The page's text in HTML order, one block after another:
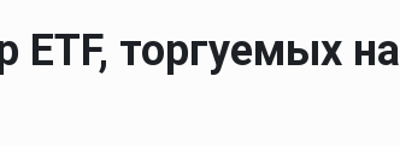
ETF, торгуемых на